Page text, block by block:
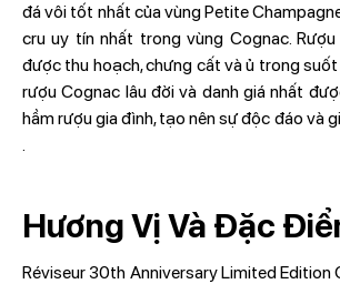
đá vôi tốt nhất của vùng Petite
cru uy tín nhất trong vùng Cognac.
được thu hoạch, chưng cất và ủ trong suốt
rượu Cognac lâu đời và danh giá nhất
hầm rượu gia đình, tạo nên sự độc đáo và
.
Hương Vị Và Đặc
Réviseur 30th Anniversary Limited Edition